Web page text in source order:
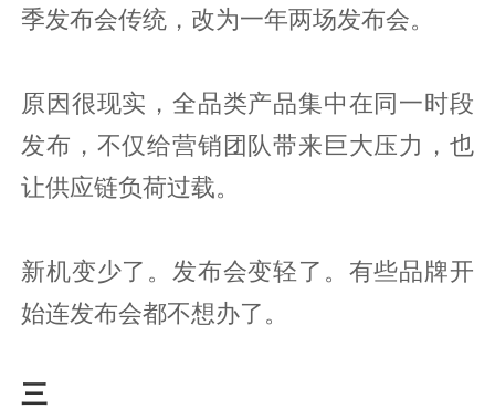
季发布会传统，改为一年两场发布会。
原因很现实，全品类产品集中在同一时段
发布，不仅给营销团队带来巨大压力，也
让供应链负荷过载。
新机变少了。发布会变轻了。有些品牌开
始连发布会都不想办了。
三